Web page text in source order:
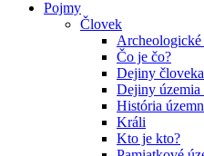
Pojmy
Človek
Čo je čo?
Dejiny človeka
Dejiny územia
História
Králi
Kto je kto?